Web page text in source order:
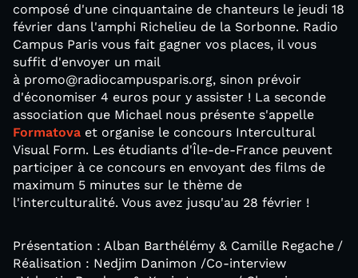
composé d'une cinquantaine de chanteurs le jeudi 18
février dans l'amphi Richelieu de la Sorbonne. Radio
Campus Paris vous fait gagner vos places, il vous
suffit d'envoyer un mail
à promo@radiocampusparis.org, sinon prévoir
d'économiser 4 euros pour y assister ! La seconde
association que Michael nous présente s'appelle
Formatova et organise le concours Intercultural
Visual Form. Les étudiants d'Île­-de-­France peuvent
participer à ce concours en envoyant des films de
maximum 5 minutes sur le thème de
l'interculturalité. Vous avez jusqu'au 28 février !
Présentation : Alban Barthélémy & Camille Regache /
Réalisation : Nedjim Danimon /Co-interview